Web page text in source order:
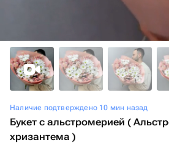
Наличие подтверждено 10 мин назад
Букет с альстромерией (
хризантема )